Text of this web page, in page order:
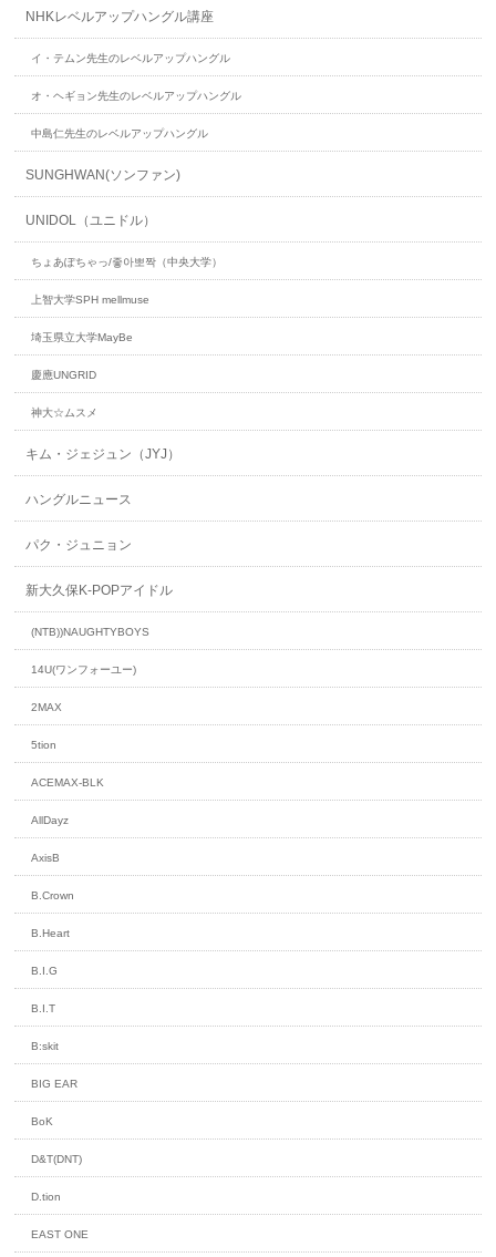
NHKレベルアップハングル講座
イ・テムン先生のレベルアップハングル
オ・ヘギョン先生のレベルアップハングル
中島仁先生のレベルアップハングル
SUNGHWAN(ソンファン)
UNIDOL（ユニドル）
ちょあぽちゃっ/좋아뽀짝（中央大学）
上智大学SPH mellmuse
埼玉県立大学MayBe
慶應UNGRID
神大☆ムスメ
キム・ジェジュン（JYJ）
ハングルニュース
パク・ジュニョン
新大久保K-POPアイドル
(NTB))NAUGHTYBOYS
14U(ワンフォーユー)
2MAX
5tion
ACEMAX-BLK
AllDayz
AxisB
B.Crown
B.Heart
B.I.G
B.I.T
B:skit
BIG EAR
BoK
D&T(DNT)
D.tion
EAST ONE